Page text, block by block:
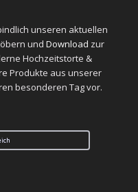
unseren aktuellen
und Download zur
Hochzeitstorte &
Produkte aus unserer
besonderen Tag vor.